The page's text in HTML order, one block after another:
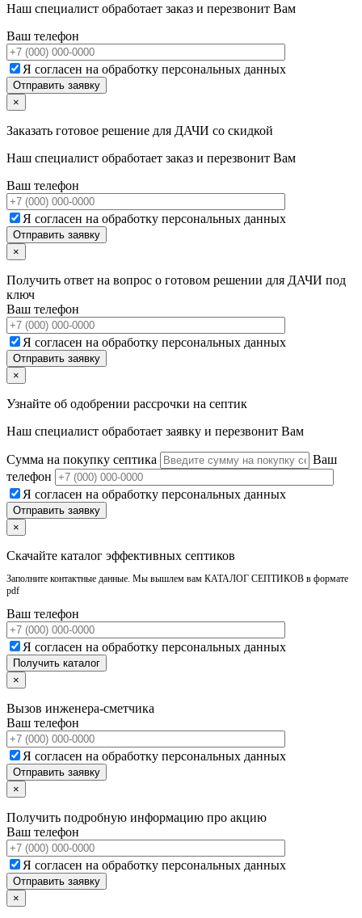
Наш специалист обработает заказ и перезвонит Вам
Ваш телефон
Я согласен на обработку персональных данных
×
Заказать готовое решение для ДАЧИ со скидкой
Наш специалист обработает заказ и перезвонит Вам
Ваш телефон
Я согласен на обработку персональных данных
×
Получить ответ на вопрос о готовом решении для ДАЧИ под
ключ
Ваш телефон
Я согласен на обработку персональных данных
×
Узнайте об одобрении рассрочки на септик
Наш специалист обработает заявку и перезвонит Вам
Сумма на покупку септика
Ваш
телефон
Я согласен на обработку персональных данных
×
Скачайте каталог эффективных септиков
Заполните контактные данные. Мы вышлем вам КАТАЛОГ СЕПТИКОВ в формате
pdf
Ваш телефон
Я согласен на обработку персональных данных
×
Вызов инженера-сметчика
Ваш телефон
Я согласен на обработку персональных данных
×
Получить подробную информацию про акцию
Ваш телефон
Я согласен на обработку персональных данных
×